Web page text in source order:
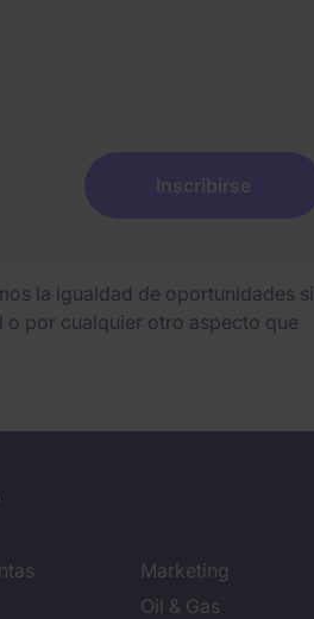
Inscribirse
la igualdad de oportunidades
por cualquier otro aspecto que
Marketing
Oil & Gas